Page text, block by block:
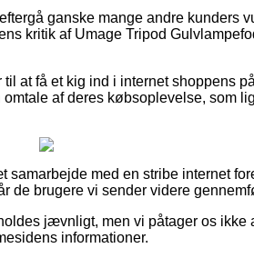
ganske mange andre kunders
kritik af Umage Tripod
at få et kig ind i internet shoppens
af deres købsoplevelse, som
med en stribe internet
de brugere vi sender videre
jævnligt, men vi påtager os ikke
informationer.